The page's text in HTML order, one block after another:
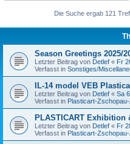
Die Suche ergab 121
Season Greetings 2025/
Letzter Beitrag von Detlef « Fr
Verfasst in Sonstiges/
IL-14 model VEB
Letzter Beitrag von Detlef « Sa
Verfasst in Plasticart-
PLASTICART Exhibition
Letzter Beitrag von Detlef « Fr
Verfasst in Plasticart-